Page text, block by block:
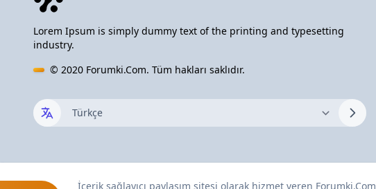
Lorem Ipsum is simply dummy text of the printing and typesetting
industry.
© 2020 Forumki.Com. Tüm hakları saklıdır.
İçerik sağlayıcı paylaşım sitesi olarak hizmet veren Forumki.Com